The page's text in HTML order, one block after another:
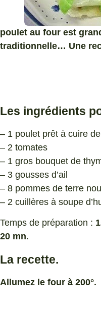
poulet au four est
traditionnelle… Une
Les ingrédients
– 1 poulet prêt à cuire
– 2 tomates
– 1 gros bouquet de
– 3 gousses d’ail
– 8 pommes de terre
– 2 cuillères à soupe
Temps de préparation :
20 mn.
La recette.
Allumez le four à 200°.